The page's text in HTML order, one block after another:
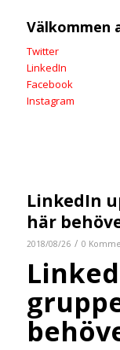
Välkommen
Twitter
LinkedIn
Facebook
Instagram
LinkedIn
här
2018/08/26 / 0